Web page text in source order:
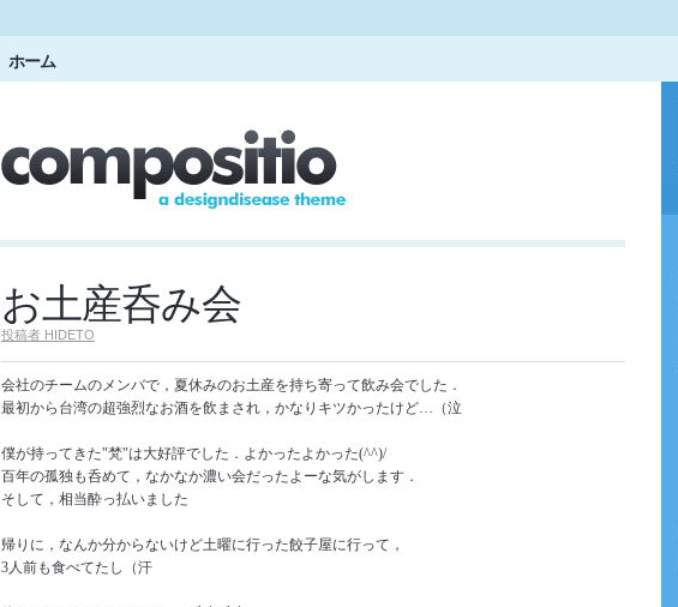
ホーム
お土産呑み会
投稿者 HIDETO
会社のチームのメンバで，夏休みのお土産を持ち寄って飲み会でした．
最初から台湾の超強烈なお酒を飲まされ，かなりキツかったけど…（泣
僕が持ってきた"梵"は大好評でした．よかったよかった(^^)/
百年の孤独も呑めて，なかなか濃い会だったよーな気がします．
そして，相当酔っ払いました
帰りに，なんか分からないけど土曜に行った餃子屋に行って，
3人前も食べてたし（汗